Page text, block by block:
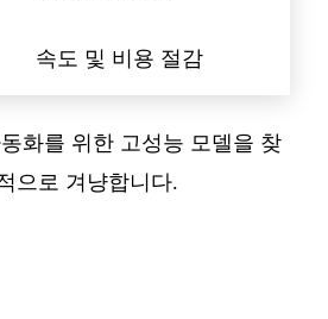
속도 및 비용 절감
화를 위한 고성능 모델을 찾
으로 겨냥합니다.